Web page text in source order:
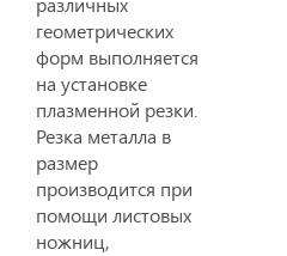
геометрических
форм выполняется
на установке
плазменной резки.
Резка металла в
размер
производится при
помощи листовых
ножниц,